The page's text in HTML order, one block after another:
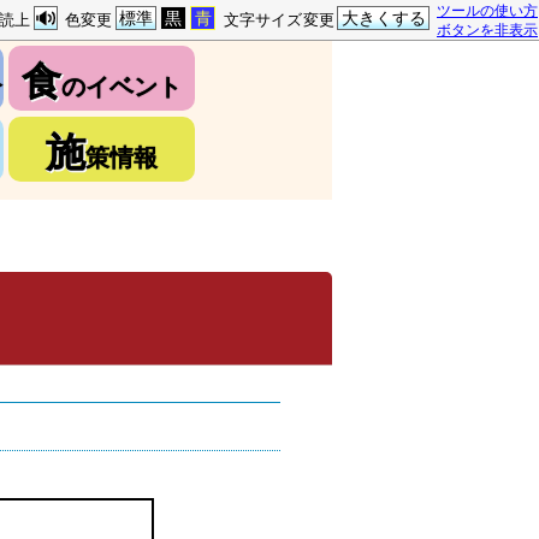
ツールの使い方
ボタンを非表示
文字サイズ変更 大きくする
色変更 標準 黒 青
読上
食のイベント
施策情報